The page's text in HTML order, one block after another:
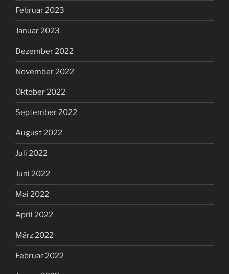
Februar 2023
Januar 2023
Dezember 2022
November 2022
Oktober 2022
September 2022
August 2022
Juli 2022
Juni 2022
Mai 2022
April 2022
März 2022
Februar 2022